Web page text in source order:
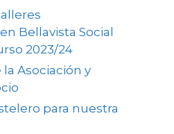
Bellavista Social
2023/24
Asociación y
para nuestra